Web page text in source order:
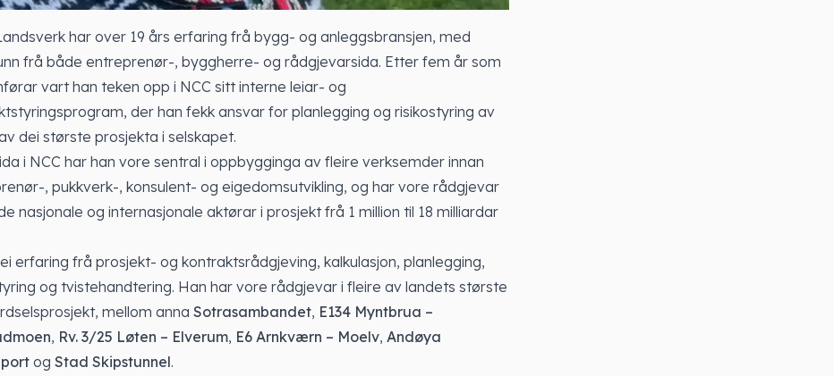
har over 19 års erfaring frå bygg- og anleggsbransjen, med
frå både entreprenør-, byggherre- og rådgjevarsida. Etter fem år som
vart han teken opp i NCC sitt interne leiar- og
der han fekk ansvar for planlegging og risikostyring av
dei største prosjekta i selskapet.
i NCC har han vore sentral i oppbygginga av fleire verksemder innan
, pukkverk-, konsulent- og eigedomsutvikling, og har vore rådgjevar
nasjonale og internasjonale aktørar i prosjekt frå 1 million til 18 milliardar
erfaring frå prosjekt- og kontraktsrådgjeving, kalkulasjon, planlegging,
og tvistehandtering. Han har vore rådgjevar i fleire av landets største
mellom anna Sotrasambandet, E134 Myntbrua –
, Rv. 3/25 Løten – Elverum, E6 Arnkværn – Moelv, Andøya
og Stad Skipstunnel.